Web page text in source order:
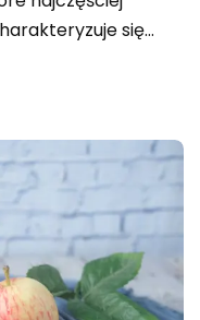
się
W naszym
zakażenia,